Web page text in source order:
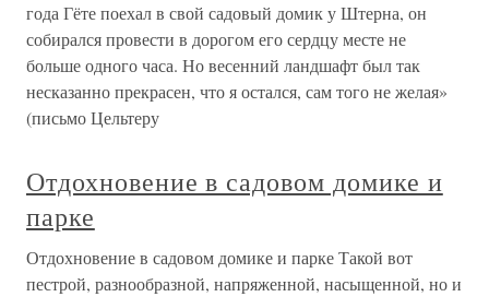
года Гёте поехал в свой садовый домик у Штерна, он
собирался провести в дорогом его сердцу месте не
больше одного часа. Но весенний ландшафт был так
несказанно прекрасен, что я остался, сам того не желая»
(письмо Цельтеру
Отдохновение в садовом домике и
парке
Отдохновение в садовом домике и парке Такой вот
пестрой, разнообразной, напряженной, насыщенной, но и